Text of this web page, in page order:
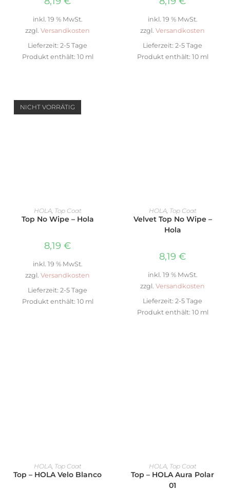
inkl. 19 % MwSt.
zzgl. Versandkosten
Lieferzeit: 2-5 Tage
Produkt enthält: 10 ml
inkl. 19 % MwSt.
zzgl. Versandkosten
Lieferzeit: 2-5 Tage
Produkt enthält: 10 ml
NICHT VORRÄTIG
WEITERLESEN
HOLA, Top Coat
Top No Wipe – Hola
8,19 €
inkl. 19 % MwSt.
zzgl. Versandkosten
Lieferzeit: 2-5 Tage
Produkt enthält: 10 ml
IN DEN WARENKORB
HOLA, Top Coat
Velvet Top No Wipe –
Hola
8,19 €
inkl. 19 % MwSt.
zzgl. Versandkosten
Lieferzeit: 2-5 Tage
Produkt enthält: 10 ml
IN DEN WARENKORB
HOLA, Top Coat
Top – HOLA Velo Blanco
IN DEN WARENKORB
HOLA, Top Coat
Top – HOLA Aura Polar
01